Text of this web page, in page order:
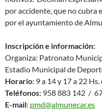
por accidente, que no cubra
por el ayuntamiento de
Inscripción e información:
Organiza: Patronato
Estadio Municipal de
Horario: 9 a 14 y 17 a 22
Teléfonos: 958 883 142 /
E-mail: pmd@almunecar.es